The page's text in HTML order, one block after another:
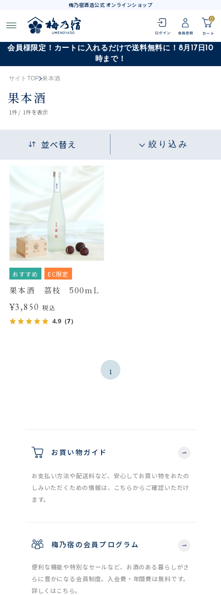
梅乃宿酒造公式 オンラインショップ
0
会員様限定！カートに入れるだけで送料無料に！8月17日10
時まで！
サイトTOP 果本酒
果本酒
1件 / 1件を表示
並べ替え 絞り込み
おすすめ EC限定
果本酒 茘枝 500mL
¥3,850税込
4.9（7）
1
お買い物ガイド
お支払い方法や配送料など、安心してお買い物をおたの
しみいただくための情報は、こちらからご確認いただけ
ます。
梅乃宿の会員プログラム
便利な機能や特別なセールなど、お酒のある暮らしがさ
らに豊かになる会員制度。入会費・年間費は無料です。
詳しくはこちら。